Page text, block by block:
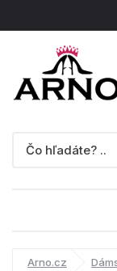
Arno.cz